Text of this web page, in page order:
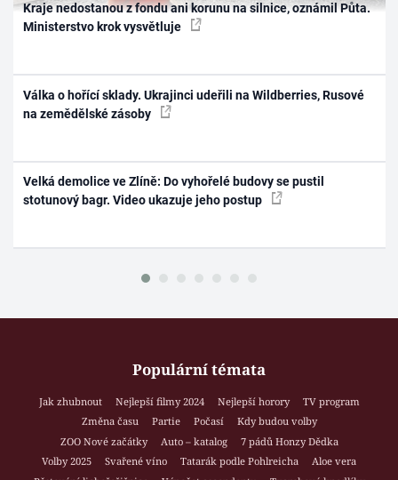
Kraje nedostanou z fondu ani korunu na silnice, oznámil Půta.
Ministerstvo krok vysvětluje
Válka o hořící sklady. Ukrajinci udeřili na Wildberries, Rusové
na zemědělské zásoby
Velká demolice ve Zlíně: Do vyhořelé budovy se pustil
stotunový bagr. Video ukazuje jeho postup
Populární témata
Jak zhubnout Nejlepší filmy 2024 Nejlepší horory
TV program
Změna času
Partie Počasí
Kdy budou volby
ZOO Nové začátky
Auto – katalog
7 pádů Honzy Dědka
Volby 2025
Svařené víno Tatarák podle Pohlreicha
Aloe vera